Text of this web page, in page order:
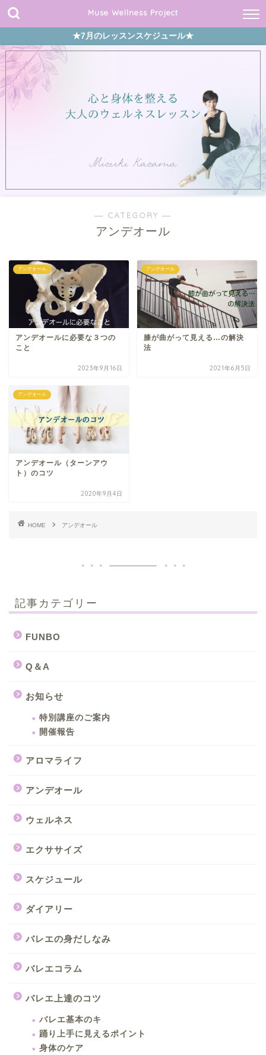
Muse Wellness Project
★7月のレッスンスケジュール★
― CATEGORY ―
アンデオール
アンデオール
アンデオールに必要な３つの
こと
2023年9月16日
アンデオール
膝が曲がって見える…の解決
法
2021年6月5日
アンデオール
アンデオール（ターンアウ
ト）のコツ
2020年9月4日
HOME アンデオール
記事カテゴリー
FUNBO
Q＆A
お知らせ
特別講座のご案内
開催報告
アロマライフ
アンデオール
ウェルネス
エクササイズ
スケジュール
ダイアリー
バレエの身だしなみ
バレエコラム
バレエ上達のコツ
バレエ基本のキ
踊り上手に見えるポイント
身体のケア